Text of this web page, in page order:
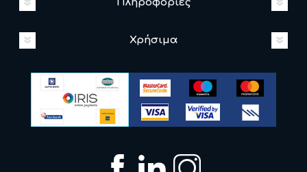
Πληροφορίες
Χρήσιμα